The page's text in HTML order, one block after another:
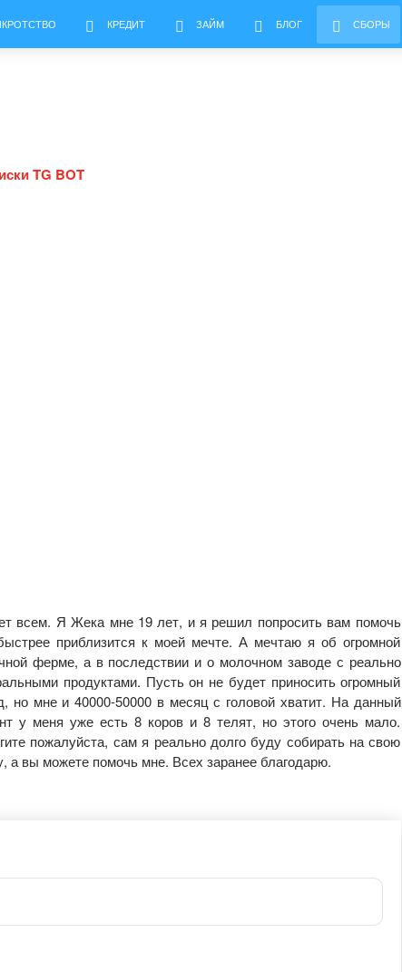
КРЕДИТ ЗАЙМ БЛОГ СБОРЫ
TG BOT
всем. Я Жека мне 19 лет, и я решил попросить вам помочь
приблизится к моей мечте. А мечтаю я об огромной
ферме, а в последствии и о молочном заводе с реально
продуктами. Пусть он не будет приносить огромный
но мне и 40000-50000 в месяц с головой хватит. На данный
у меня уже есть 8 коров и 8 телят, но этого очень мало.
пожалуйста, сам я реально долго буду собирать на свою
а вы можете помочь мне. Всех заранее благодарю.